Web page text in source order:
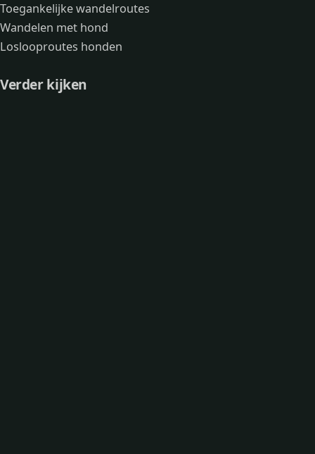
Toegankelijke wandelroutes
Wandelen met hond
Loslooproutes honden
Verder kijken